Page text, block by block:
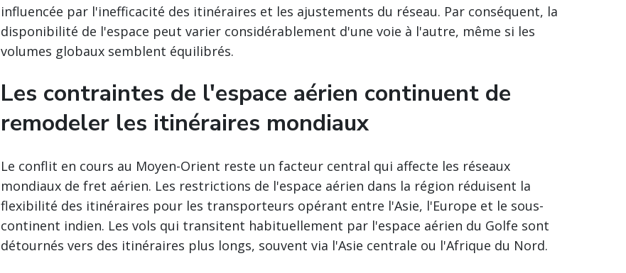
influencée par l'inefficacité des itinéraires et les ajustements du réseau. Par conséquent, la
disponibilité de l'espace peut varier considérablement d'une voie à l'autre, même si les
volumes globaux semblent équilibrés.
Les contraintes de l'espace aérien continuent de
remodeler les itinéraires mondiaux
Le conflit en cours au Moyen-Orient reste un facteur central qui affecte les réseaux
mondiaux de fret aérien. Les restrictions de l'espace aérien dans la région réduisent la
flexibilité des itinéraires pour les transporteurs opérant entre l'Asie, l'Europe et le sous-
continent indien. Les vols qui transitent habituellement par l'espace aérien du Golfe sont
détournés vers des itinéraires plus longs, souvent via l'Asie centrale ou l'Afrique du Nord.